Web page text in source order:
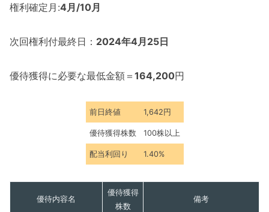
権利確定月:4月/10月
次回権利付最終日： 2024年4月25日
優待獲得に必要な最低金額＝ 164,200円
前日終値 1,642円
優待獲得株数 100株以上
配当利回り 1.40%
優待内容名
優待獲得
株数
備考